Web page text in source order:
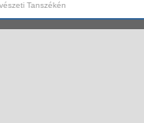
Tanszékén